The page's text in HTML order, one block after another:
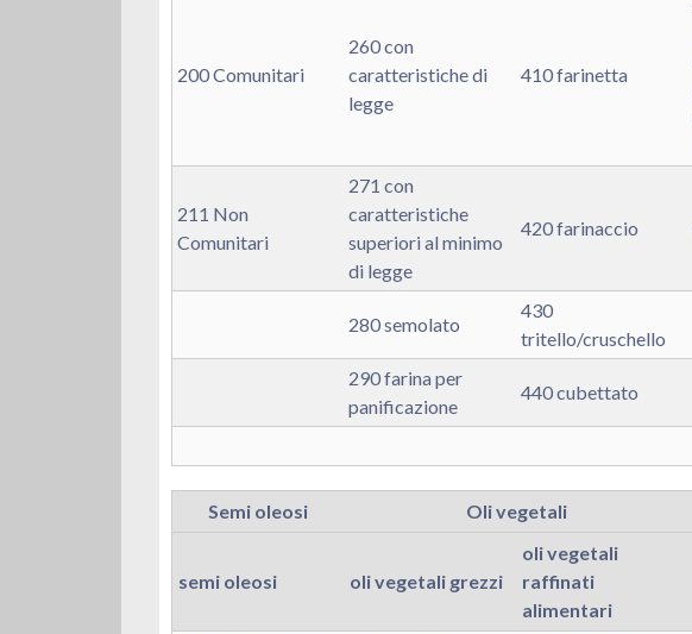
200 Comunitari
260 con
caratteristiche di
legge
410 farinetta
211 Non
Comunitari
271 con
caratteristiche
superiori al minimo
di legge
420 farinaccio
280 semolato
430
tritello/cruschello
290 farina per
panificazione
440 cubettato
Semi oleosi Oli vegetali
semi oleosi oli vegetali grezzi
oli vegetali
raffinati
alimentari